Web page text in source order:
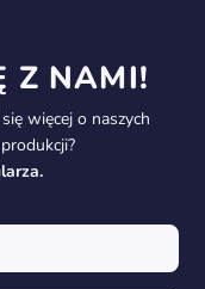
Z NAMI!
więcej o naszych